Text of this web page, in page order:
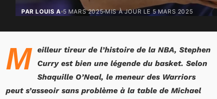
PAR LOUIS A 5 MARS 2025 MIS À JOUR LE5 MARS 2025
M
eilleur tireur de l’histoire de la NBA, Stephen
Curry est bien une légende du basket. Selon
Shaquille O’Neal, le meneur des Warriors
peut s’asseoir sans problème à la table de Michael